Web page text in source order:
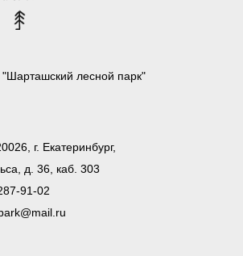
лесной парк"
г. Екатеринбург,
д. 36, каб. 303
91-02